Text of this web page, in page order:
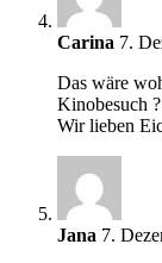
Carina 7.
Das wäre
Kinobesuch ?
Wir lieben
Jana 7.